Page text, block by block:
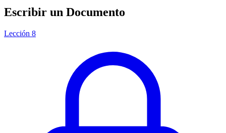
Escribir un Documento
Lección 8